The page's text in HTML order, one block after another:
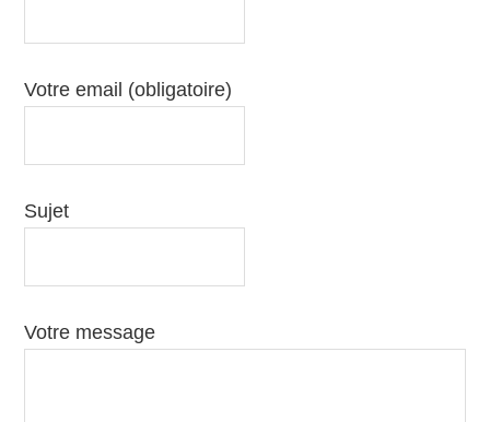
Votre email (obligatoire)
Sujet
Votre message